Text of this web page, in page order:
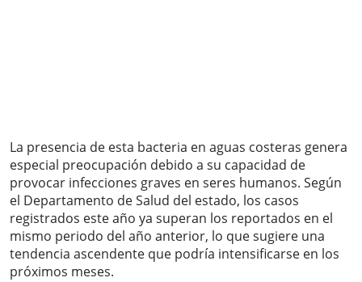
La presencia de esta bacteria en aguas costeras genera
especial preocupación debido a su capacidad de
provocar infecciones graves en seres humanos. Según
el Departamento de Salud del estado, los casos
registrados este año ya superan los reportados en el
mismo periodo del año anterior, lo que sugiere una
tendencia ascendente que podría intensificarse en los
próximos meses.